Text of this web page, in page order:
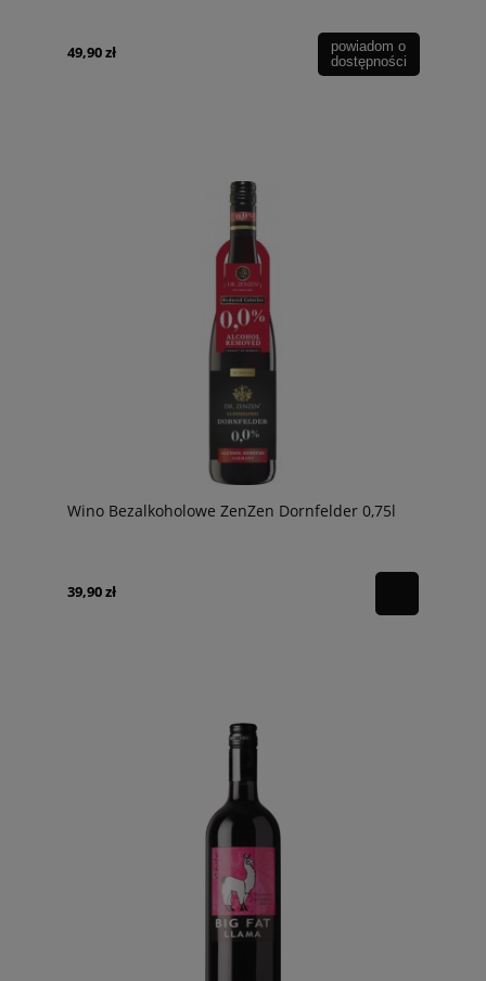
49,90 zł
powiadom o
dostępności
Wino Bezalkoholowe ZenZen Dornfelder 0,75l
39,90 zł